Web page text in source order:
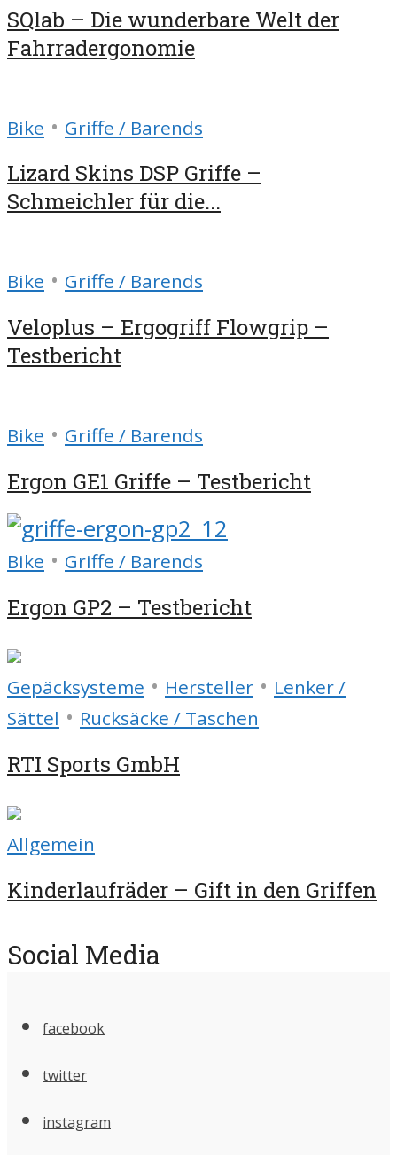
SQlab – Die wunderbare Welt der
Fahrradergonomie
Bike • Griffe / Barends
Lizard Skins DSP Griffe –
Schmeichler für die...
Bike • Griffe / Barends
Veloplus – Ergogriff Flowgrip –
Testbericht
Bike • Griffe / Barends
Ergon GE1 Griffe – Testbericht
Bike • Griffe / Barends
Ergon GP2 – Testbericht
Gepäcksysteme • Hersteller • Lenker /
Sättel • Rucksäcke / Taschen
RTI Sports GmbH
Allgemein
Kinderlaufräder – Gift in den Griffen
Social Media
facebook
twitter
instagram